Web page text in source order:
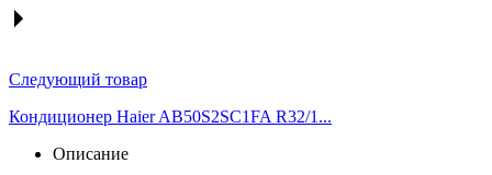
Следующий товар
Кондиционер Haier AB50S2SC1FA R32/1...
Описание